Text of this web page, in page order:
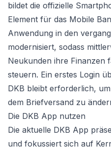
bildet die offizielle
Element für das Mobile
Anwendung in den
modernisiert, sodass
Neukunden ihre Finanzen
steuern. Ein erstes Login
DKB bleibt erforderlich,
dem Briefversand zu
Die DKB App nutzen
Die aktuelle DKB App
und fokussiert sich auf